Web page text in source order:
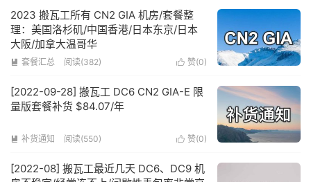
2023 搬瓦工所有 CN2 GIA 机房/套餐整
理：美国洛杉矶/中国香港/日本东京/日本
大阪/加拿大温哥华
 套餐汇总 阅读(382)  赞(0)
[2022-09-28] 搬瓦工 DC6 CN2 GIA-E 限
量版套餐补货 $84.07/年
 补货通知 阅读(550)  赞(0)
[2022-08] 搬瓦工最近几天 DC6、DC9 机